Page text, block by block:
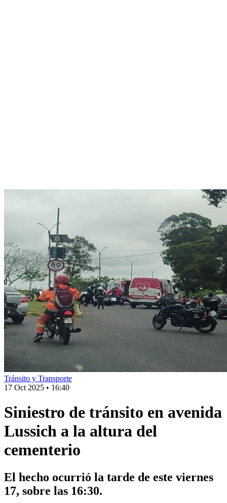
Tránsito y Transporte
17 Oct 2025 • 16:40
Siniestro de tránsito en avenida
Lussich a la altura del
cementerio
El hecho ocurrió la tarde de este viernes
17, sobre las 16:30.